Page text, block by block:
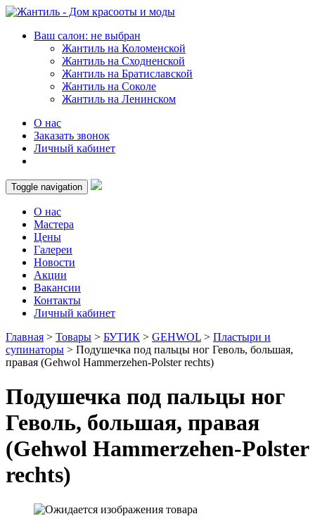
Ваш салон: не выбран
Жантиль на Коломенской
Жантиль на Сходненской
Жантиль на Братиславской
Жантиль на Соколе
Жантиль на Ленинском
О нас
Заказать звонок
Личный кабинет
Toggle navigation
О нас
Мастера
Цены
Галереи
Новости
Акции
Вакансии
Контакты
Личный кабинет
Главная > Товары > БУТИК > GEHWOL > Пластыри и
супинаторы > Подушечка под пальцы ног Геволь, большая,
правая (Gehwol Hammerzehen-Polster rechts)
Подушечка под пальцы ног
Геволь, большая, правая
(Gehwol Hammerzehen-Polster
rechts)